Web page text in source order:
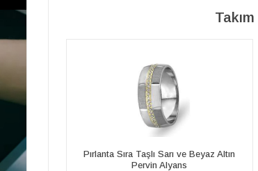
Altın
Pırlanta Sıra Taşlı Sarı ve Beyaz Altın
Pervin Alyans